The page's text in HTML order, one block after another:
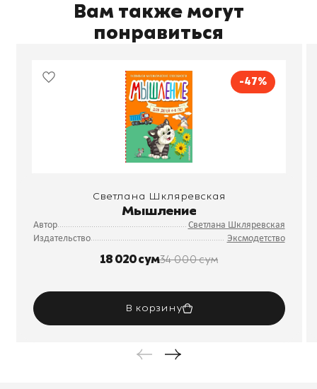
Вам также могут
понравиться
-47%
Светлана Шкляревская
Мышление
Автор
Светлана Шкляревская
Издательство
Эксмодетство
18 020 сум34 000 сум
В корзину